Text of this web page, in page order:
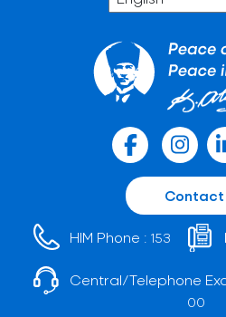
Contact
HIM Phone : 153
Central/Telephone
00